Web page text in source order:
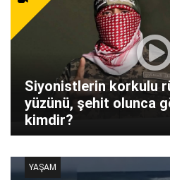
Siyonistlerin korkulu
yüzünü, şehit olunca
kimdir?
YAŞAM